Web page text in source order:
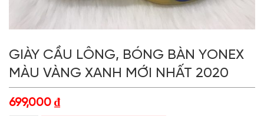
GIÀY CẦU LÔNG, BÓNG BÀN YONEX
MÀU VÀNG XANH MỚI NHẤT 2020
699,000 ₫